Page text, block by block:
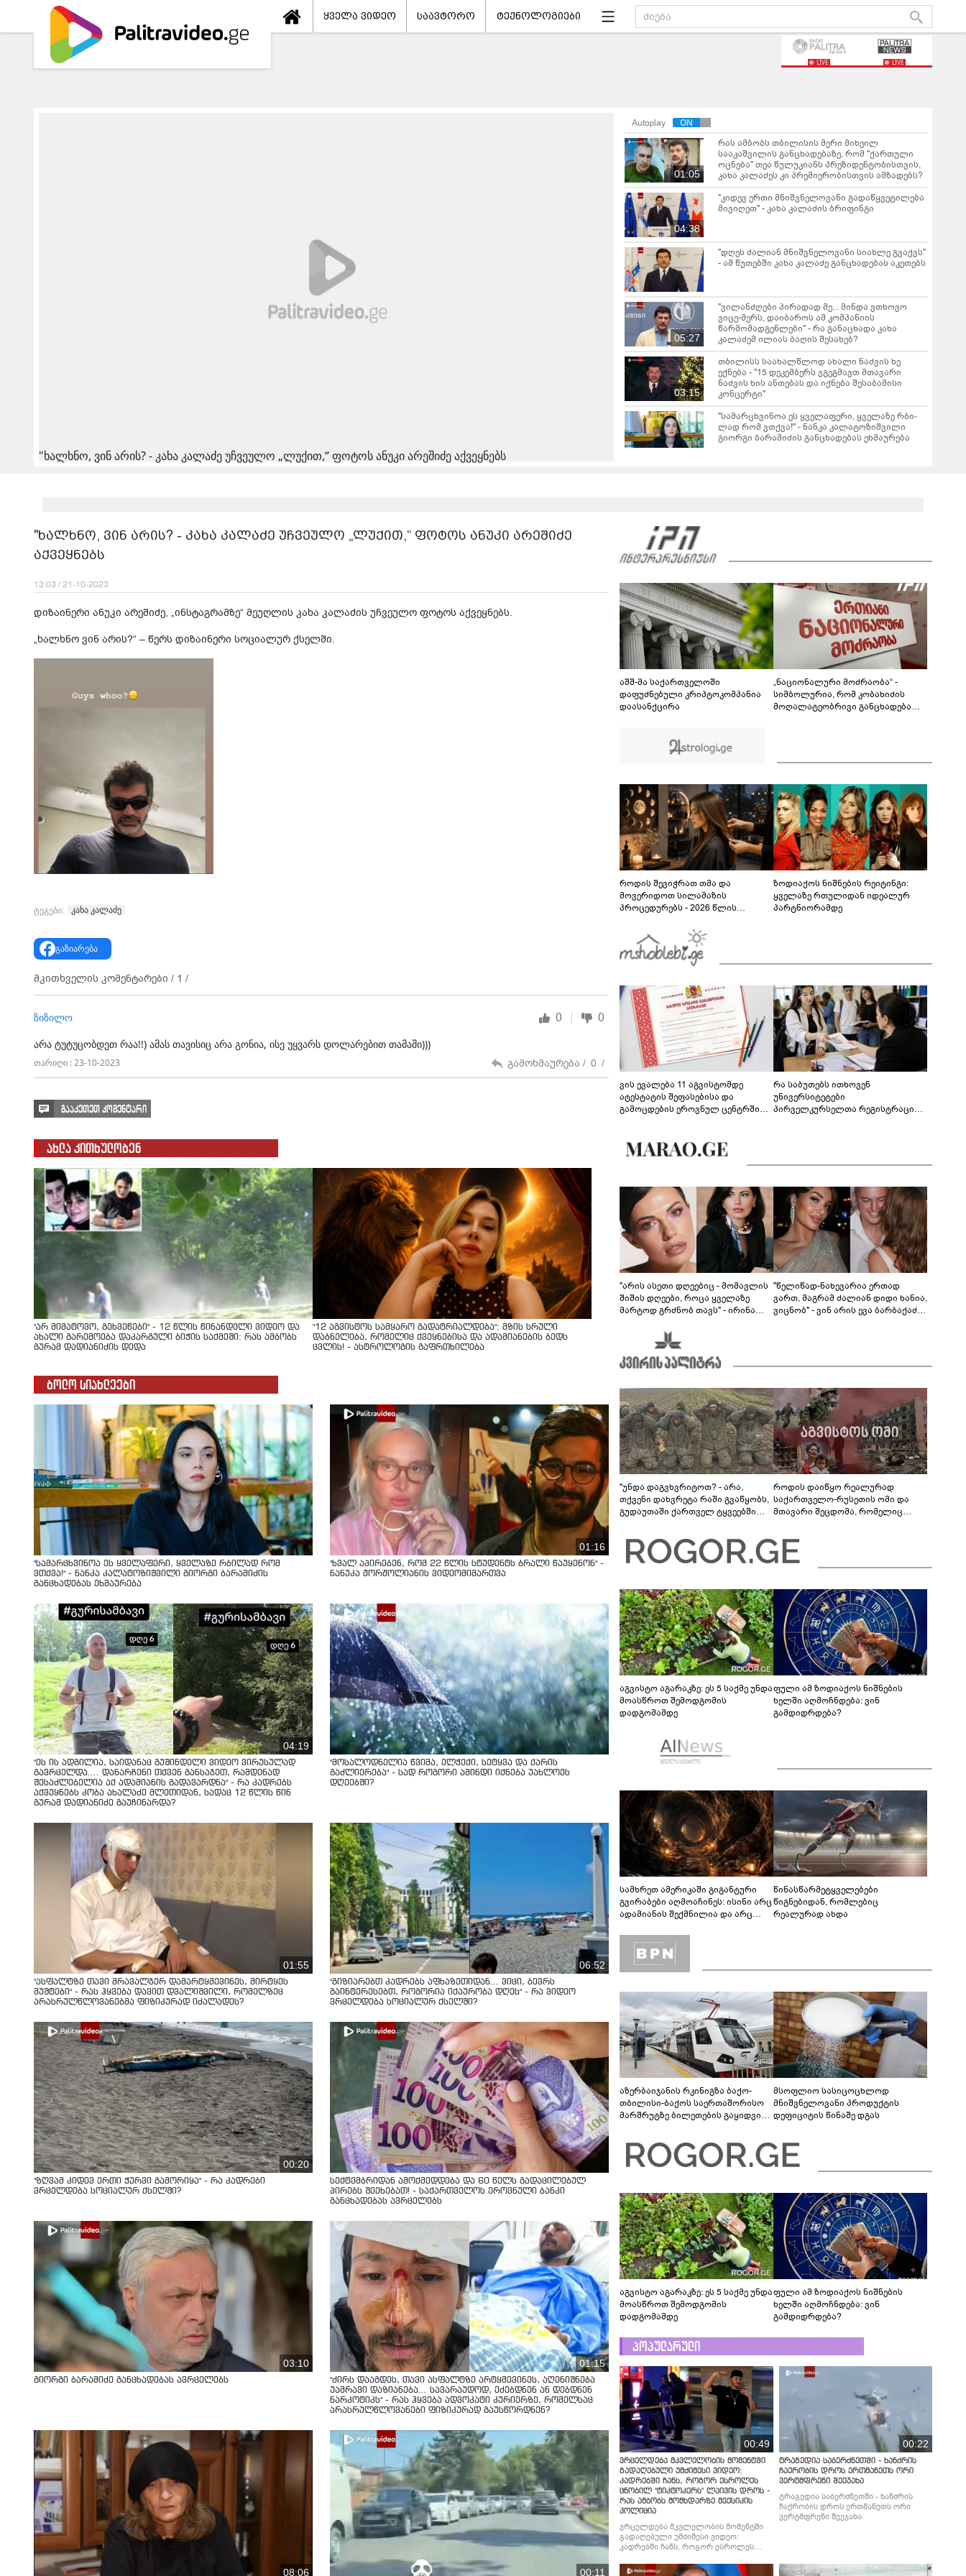
ყველა ვიდეო საავტორო ტექნოლოგიები
LIVE LIVE
"ხალხნო, ვინ არის? - კახა კალაძე უჩვეულო „ლუქით,“ ფოტოს ანუკი არეშიძე აქვეყნებს
Autoplay
01:05
რას ამბობს თბილისის მერი მიხეილ
სააკაშვილის განცხადებაზე, რომ "ქართული
ოცნება" თეა წულუკიანს პრეზიდენტობისთვის,
კახა კალაძეს კი პრემიერობისთვის ამზადებს?
04:38
"კიდევ ერთი მნიშვნელოვანი გადაწყვეტილება
მივიღეთ" - კახა კალაძის ბრიფინგი
"დღეს ძალიან მნიშვნელოვანი სიახლე გვაქვს"
- ამ წუთებში კახა კალაძე განცხადებას აკეთებს
05:27
"ვილანძღები პირადად მე... მინდა ვთხოვო
ვიცე-მერს, დაიბაროს ამ კომპანიის
წარმომადგენლები" - რა განაცხადა კახა
კალაძემ ილიას ბაღის შესახებ?
03:15
თბილისს საახალწლოდ ახალი ნაძვის ხე
ექნება - "15 დეკემბერს ვგეგმავთ მთავარი
ნაძვის ხის ანთებას და იქნება შესაბამისი
კონცერტი"
"სა­მარ­ცხვი­ნოა ეს ყვე­ლა­ფე­რი, ყვე­ლა­ზე რბი­
ლად რომ ვთქვა!" - ნანკა კალატოზიშვილი
გიორგი ბარამიძის განცხადებას ეხმაურება
04:19
ქარის გაძლიერება" - სად როგორი ამინდი
იქნება უახლოეს დღეებში?
01:55
"ასფალტზე თავი მრავალჯერ დამარტყმევინეს,
მირტყეს მუშტები" - რას ჰყვება დავით
დვალიშვილი, რომელზეც
არასრულწლოვანებმა ფიზიკურად იძალადეს?
"ხალხნო, ვინ არის? - კახა კალაძე უჩვეულო „ლუქით,“ ფოტოს ანუკი არეშიძე
აქვეყნებს
13:03 / 21-10-2023
დიზაინერი ანუკი არეშიძე, „ინსტაგრამზე“ მეუღლის კახა კალაძის უჩვეულო ფოტოს აქვეყნებს.
„ხალხნო ვინ არის?“ – წერს დიზაინერი სოციალურ ქსელში.
ტეგები: კახა კალაძე
გაზიარება
მკითხველის კომენტარები / 1 /
ზიზილო 0 0
არა ტუტუცობდეთ რაა!!) ამას თავისიც არა გონია, ისე უყვარს დოლარებით თამაში)))
თარიღი : 23-10-2023 გამოხმაურება / 0 /
გააკეთეთ კომენტარი
ახლა კითხულობენ
"არ მიმატოვო, გეხვეწები" - 12 წლის წინანდელი ვიდეო და
ახალი გარემოება დაკარგული ბიჭის საქმეში: რას ამბობს
გურამ დადიანიძის დედა
"12 აგვისტოს სამყარო გადატრიალდება": მზის სრული
დაბნელება, რომელიც ქვეყნებისა და ადამიანების ბედს
ცვლის! - ასტროლოგის გაფრთხილება
ბოლო სიახლეები
"სა­მარ­ცხვი­ნოა ეს ყვე­ლა­ფე­რი, ყვე­ლა­ზე რბი­ლად რომ
ვთქვა!" - ნანკა კალატოზიშვილი გიორგი ბარამიძის
განცხადებას ეხმაურება
01:16
"ხვალ აპირებენ, რომ 22 წლის სტუდენტს ბრალი წაუყენონ" -
ნანუკა ჟორჟოლიანის ვიდეომიმართვა
04:19
"ეს ის ადგილია, საიდანაც გუშინდელი ვიდეო ვირუსულად
გავრცელდა.... დანარჩენი თქვენ განსაჯეთ, რამდენად
შესაძლებელია აქ ადამიანის გადავარდნა" - რა კადრებს
აქვეყნებს კობა ახალაძე მლეთიდან, სადაც 12 წლის წინ
გურამ დადიანიძე გაუჩინარდა?
"მოსალოდნელია წვიმა, ელჭექი, სეტყვა და ქარის
გაძლიერება" - სად როგორი ამინდი იქნება უახლოეს
დღეებში?
01:55
"ასფალტზე თავი მრავალჯერ დამარტყმევინეს, მირტყეს
მუშტები" - რას ჰყვება დავით დვალიშვილი, რომელზეც
არასრულწლოვანებმა ფიზიკურად იძალადეს?
06:52
"გიზიარებთ კადრებს აფხაზეთიდან... ვიცი, ბევრს
გაინტერესებთ, როგორია იქაურობა დღეს" - რა ვიდეო
ვრცელდება სოციალურ ქსელში?
00:20
"ზღვამ კიდევ ერთი ჭურვი გამორიყა" - რა კადრები
ვრცელდება სოციალურ ქსელში?
სექტემბრიდან ამოქმედდება და 60 წელს გადაცილებულ
პირებს შეეხებათ! - საქართველოს ეროვნული ბანკი
განცხადებას ავრცელებს
03:10
გიორგი ბარამიძე განცხადებას ავრცელებს
01:15
"ძირს დააგდეს, თავი ასფალტზე არტყმევინეს, აღენიშნება
უამრავი დაზიანება... სავარაუდოდ, ეძებდნენ ან დებდნენ
ნარკოტიკს" - რას ჰყვება ადვოკატი კურიერზე, რომელსაც
არასრულწლოვანები ფიზიკურად გაუსწორდნენ?
08:06 00:11
აშშ-მა საქართველოში
დაფუძნებული კრიპტოკომპანია
დაასანქცირა
„ნაციონალური მოძრაობა“ -
სიმბოლურია, რომ კობახიძის
მოღალატეობრივი განცხადება
როდის შევიჭრათ თმა და
მოვერიდოთ სილამაზის
პროცედურებს - 2026 წლის
გზამკვლევი
ზოდიაქოს ნიშნების რეიტინგი:
ყველაზე რთულიდან იდეალურ
პარტნიორამდე
ვის ევალება 11 აგვისტომდე
ატესტატის შეფასებისა და
გამოცდების ეროვნულ ცენტრში
რა საბუთებს ითხოვენ
უნივერსიტეტები
პირველკურსელთა რეგისტრაციის
"არის ასეთი დღეებიც - მომავლის
შიშის დღეები, როცა ყველაზე
მარტოდ გრძნობ თავს" - ირინა
"წელიწად-ნახევარია ერთად
ვართ, მაგრამ ძალიან დიდი ხანია,
ვიცნობ" - ვინ არის ევა ბარბაქაძის
"უნდა დაგვხვრიტოთ? - არა,
თქვენი დახვრეტა რაში გვაწყობს,
გუდაუთაში ქართველ ტყვეებში
როდის დაიწყო რეალურად
საქართველო-რუსეთის ომი და
მთავარი შეცდომა, რომელიც
აგვისტო აგარაკზე: ეს 5 საქმე უნდა
მოასწროთ შემოდგომის
დადგომამდე
ფული ამ ზოდიაქოს ნიშნების
ხელში აღმოჩნდება: ვინ
გამდიდრდება?
სამხრეთ ამერიკაში გიგანტური
გვირაბები აღმოაჩინეს: ისინი არც
ადამიანის შექმნილია და არც
ლაბირინთები?
წინასწარმეტყველებები
წიგნებიდან, რომლებიც
რეალურად ახდა
აზერბაიჯანის რკინიგზა ბაქო-
თბილისი-ბაქოს საერთაშორისო
მარშრუტზე ბილეთების გაყიდვის
მსოფლიო სასიცოცხლოდ
მნიშვნელოვანი პროდუქტის
დეფიციტის წინაშე დგას
აგვისტო აგარაკზე: ეს 5 საქმე უნდა
მოასწროთ შემოდგომის
დადგომამდე
ფული ამ ზოდიაქოს ნიშნების
ხელში აღმოჩნდება: ვინ
გამდიდრდება?
პოპულარული
00:49
ვრცელდება მკვლელობის მომენტში
გადაღებული უმძიმესი ვიდეო:
კადრებში ჩანს, როგორ ესროლეს
ცნობილ "ტიკტოკერს" ლაივის დროს -
რას ამბობს მომხდარზე მექსიკის
პოლიცია
ვრცელდება მკვლელობის მომენტში
გადაღებული უმძიმესი ვიდეო:
კადრებში ჩანს, როგორ ესროლეს
რას ამბობს მომხდარზე მექსიკის
00:22
ტრაგედია საბერძნეთში - ხანძრის
ჩაქრობის დროს ერთმანეთს ორი
ვერტმფრენი შეეჯახა
ტრაგედია საბერძნეთში - ხანძრის
ჩაქრობის დროს ერთმანეთს ორი
ვერტმფრენი შეეჯახა